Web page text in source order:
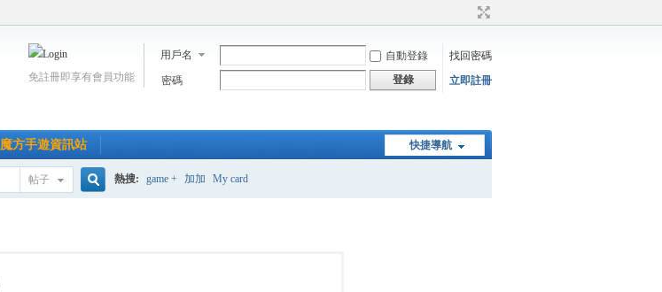
用戶名 自動登錄
找回密碼
密碼
登錄 立即註冊
免註冊即享有會員功能
快捷導航
魔方手遊資訊站
帖子 熱搜: game + 加加 My card